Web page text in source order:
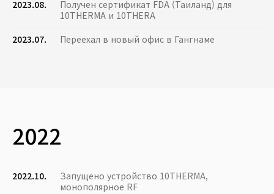
2023.08.
Получен сертификат FDA (Таиланд) для
10THERMA и 10THERA
2023.07.
Переехал в новый офис в Гангнаме
2022
2022.10.
Запущено устройство 10THERMA,
монополярное RF